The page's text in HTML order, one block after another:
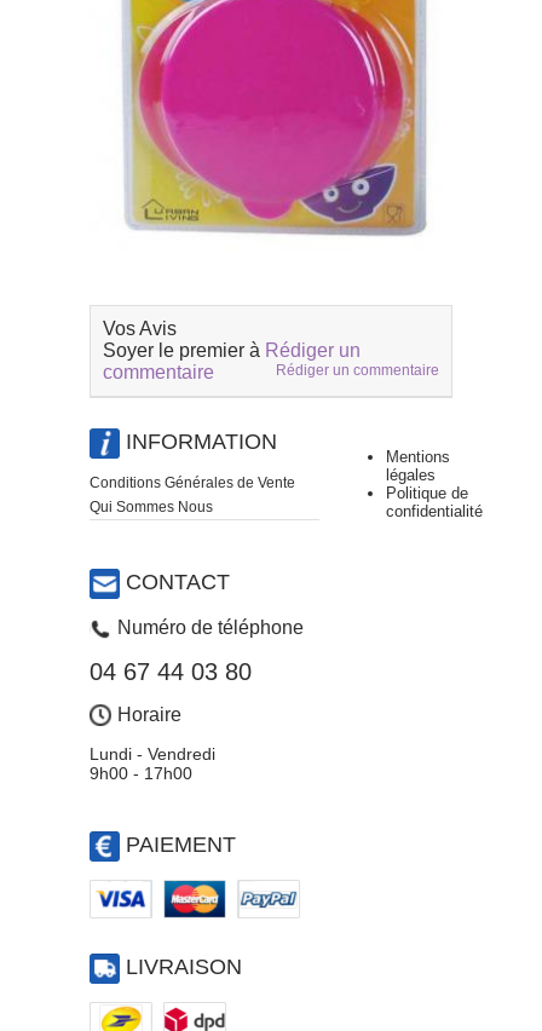
Vos Avis
Soyer le premier à Rédiger un
commentaire
Rédiger un commentaire
INFORMATION
Conditions Générales de Vente
Qui Sommes Nous
CONTACT
Numéro de téléphone
04 67 44 03 80
Horaire
Lundi - Vendredi
9h00 - 17h00
PAIEMENT
LIVRAISON
Mentions
légales
Politique de
confidentialité